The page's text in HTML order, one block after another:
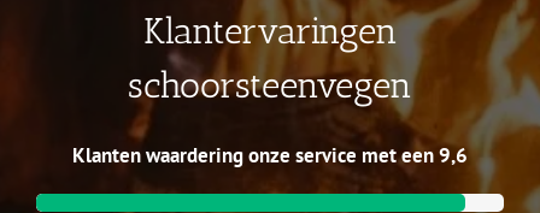
Klantervaringen
schoorsteenvegen
Klanten waardering onze service met een 9,6